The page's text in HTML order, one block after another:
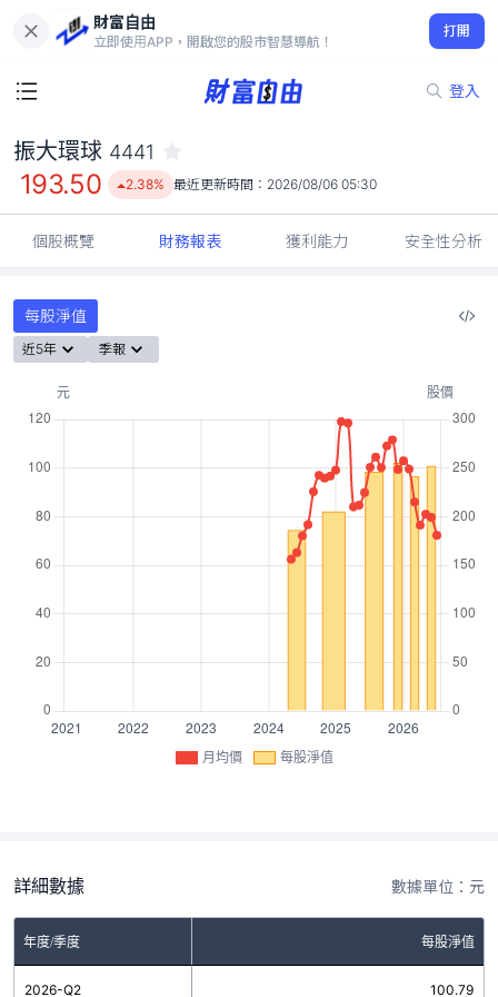
財富自由
立即使用APP，開啟您的股市智慧導航！
打開
登入
193.50
2.38%
振大環球 4441
個股概覽 財務報表 獲利能力 安全性分析
每股淨值
近5年 季報
月均價 每股淨值
詳細數據 數據單位：元
年度/季度 每股淨值
2026-Q2 100.79